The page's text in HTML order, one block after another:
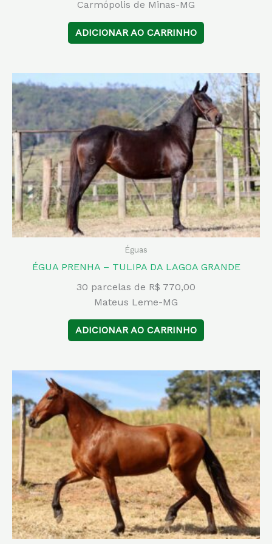
Carmópolis de Minas-MG
ADICIONAR AO CARRINHO
Éguas
ÉGUA PRENHA – TULIPA DA LAGOA GRANDE
30 parcelas de R$ 770,00
Mateus Leme-MG
ADICIONAR AO CARRINHO